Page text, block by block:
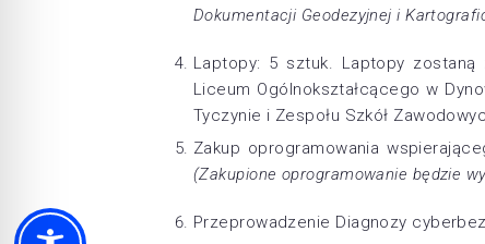
Dokumentacji Geodezyjnej i
Laptopy: 5 sztuk. Laptopy
Liceum Ogólnokształcącego w
Tyczynie i Zespołu Szkół
Zakup oprogramowania
(Zakupione oprogramowanie będzie
Przeprowadzenie Diagnozy